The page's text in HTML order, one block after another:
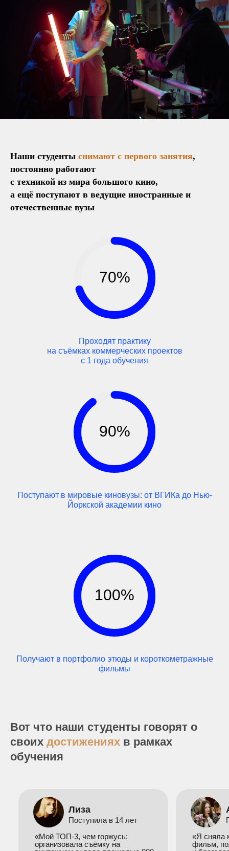
Наши студенты снимают с первого занятия,
постоянно работают
с техникой из мира большого кино,
а ещё поступают в ведущие иностранные и
отечественные вузы
70%
Проходят практику
на съёмках коммерческих проектов
с 1 года обучения
90%
Поступают в мировые киновузы: от ВГИКа до Нью-
Йоркской академии кино
100%
Получают в портфолио этюды и короткометражные
фильмы
Вот что наши студенты говорят о
своих достижениях в рамках
обучения
«Я сняла
фильм,
Лиза
«Мой ТОП-3, чем горжусь:
организовала съёмку на
Поступила в 14 лет